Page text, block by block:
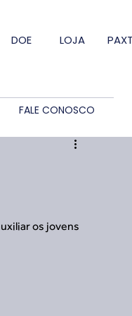
DOE LOJA
FALE CONOSCO
os jovens